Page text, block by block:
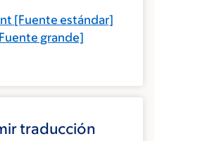
[Fuente estándar]
grande]
traducción